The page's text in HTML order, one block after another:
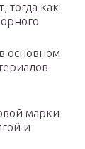
тогда как
основном
марки
и